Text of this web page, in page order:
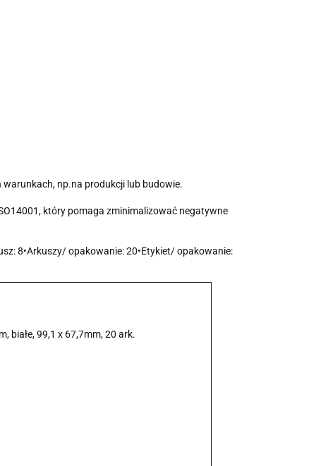
np.na produkcji lub budowie.
który pomaga zminimalizować negatywne
8•Arkuszy/ opakowanie: 20•Etykiet/ opakowanie:
białe, 99,1 x 67,7mm, 20 ark.